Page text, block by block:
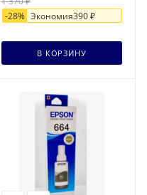
-28% Экономия390₽
В КОРЗИНУ